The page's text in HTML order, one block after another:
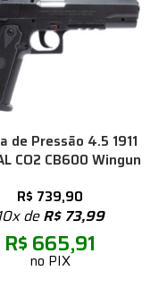
de Pressão 4.5 1911
CO2 CB600 Wingun
R$ 739,90
deR$73,99
R$ 665,91
no PIX